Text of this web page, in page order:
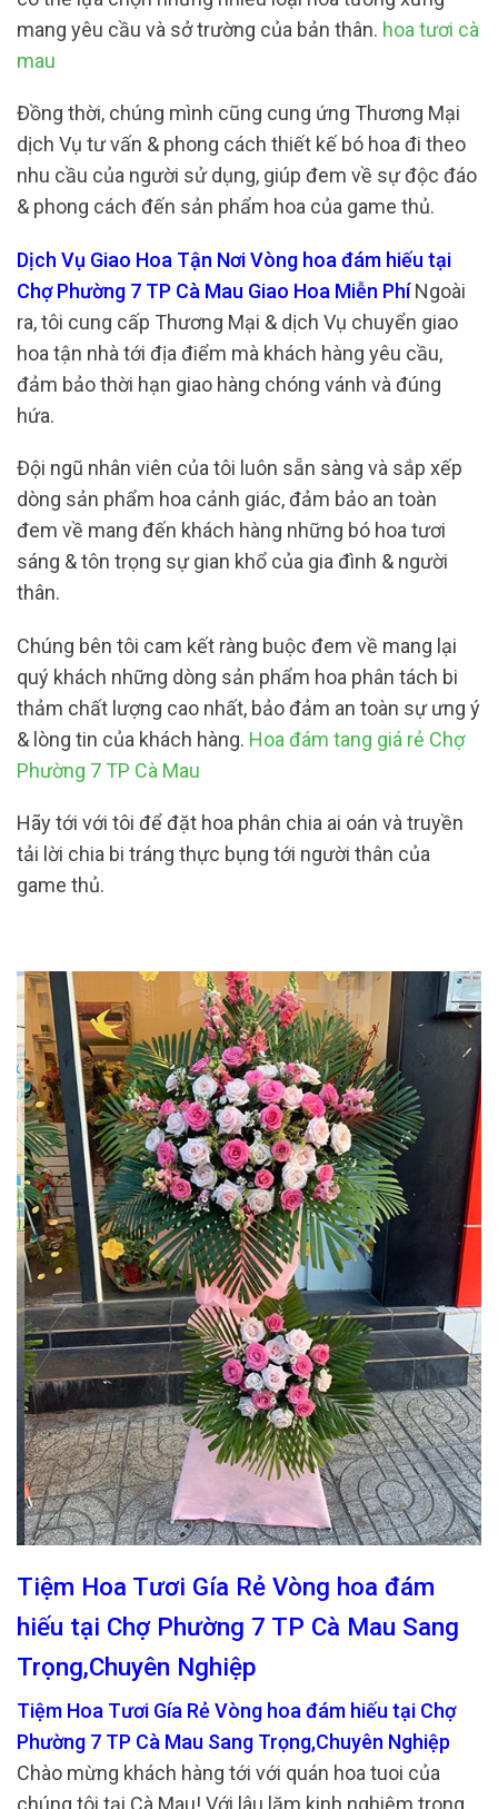
mang yêu cầu và sở trường của bản thân. hoa tươi cà
mau
Đồng thời, chúng mình cũng cung ứng Thương Mại
dịch Vụ tư vấn & phong cách thiết kế bó hoa đi theo
nhu cầu của người sử dụng, giúp đem về sự độc đáo
& phong cách đến sản phẩm hoa của game thủ.
Dịch Vụ Giao Hoa Tận Nơi Vòng hoa đám hiếu tại
Chợ Phường 7 TP Cà Mau Giao Hoa Miễn PhíNgoài
ra, tôi cung cấp Thương Mại & dịch Vụ chuyển giao
hoa tận nhà tới địa điểm mà khách hàng yêu cầu,
đảm bảo thời hạn giao hàng chóng vánh và đúng
hứa.
Đội ngũ nhân viên của tôi luôn sẵn sàng và sắp xếp
dòng sản phẩm hoa cảnh giác, đảm bảo an toàn
đem về mang đến khách hàng những bó hoa tươi
sáng & tôn trọng sự gian khổ của gia đình & người
thân.
Chúng bên tôi cam kết ràng buộc đem về mang lại
quý khách những dòng sản phẩm hoa phân tách bi
thảm chất lượng cao nhất, bảo đảm an toàn sự ưng ý
& lòng tin của khách hàng. Hoa đám tang giá rẻ Chợ
Phường 7 TP Cà Mau
Hãy tới với tôi để đặt hoa phân chia ai oán và truyền
tải lời chia bi tráng thực bụng tới người thân của
game thủ.
Tiệm Hoa Tươi Gía Rẻ Vòng hoa đám
hiếu tại Chợ Phường 7 TP Cà Mau Sang
Trọng,Chuyên Nghiệp
Tiệm Hoa Tươi Gía Rẻ Vòng hoa đám hiếu tại Chợ
Phường 7 TP Cà Mau Sang Trọng,Chuyên Nghiệp
Chào mừng khách hàng tới với quán hoa tuoi của
chúng tôi tại Cà Mau! Với lâu lăm kinh nghiệm trong